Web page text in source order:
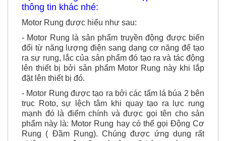
Motor Rung được hiểu như sau:
- Motor Rung là sản phẩm truyền động được biến
đổi từ năng lượng điện sang dạng cơ năng để tạo
ra sự rung, lắc của sản phẩm đó tạo ra và tác động
lên thiết bị bởi sản phẩm Motor Rung này khi lắp
đặt lên thiết bị đó.
- Motor Rung được tạo ra bởi các tấm lá búa 2 bên
trục Roto, sự lệch tâm khi quay tạo ra lực rung
mạnh đó là điểm chính và được gọi tên cho sản
phẩm này là: Motor Rung hay có thể gọi Động Cơ
Rung ( Đầm Rung). Chúng được ứng dụng rất
nhiều trong cuộc sống và sản xuất hàng ngày.